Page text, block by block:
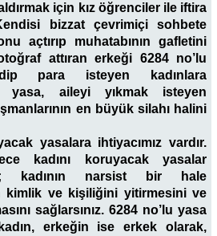
için kız öğrenciler ile iftira
bizzat çevrimiçi sohbete
açtırıp muhatabının gafletini
attıran erkeği 6284 no’lu
para isteyen kadınlara
yasa, aileyi yıkmak isteyen
en büyük silahı halini
yasalara ihtiyacımız vardır.
kadını koruyacak yasalar
kadının narsist bir hale
kimlik ve kişiliğini yitirmesini ve
sağlarsınız. 6284 no’lu yasa
kadın, erkeğin ise erkek olarak,